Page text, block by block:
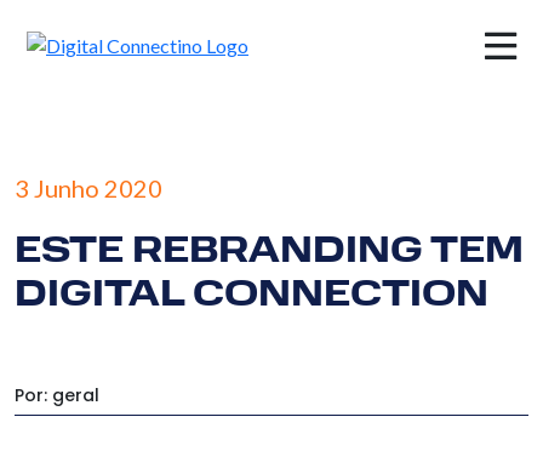
×
3 Junho 2020
ESTE REBRANDING TEM
DIGITAL CONNECTION
Por: geral